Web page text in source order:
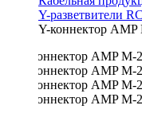
Y-разветвители
Y-коннектор